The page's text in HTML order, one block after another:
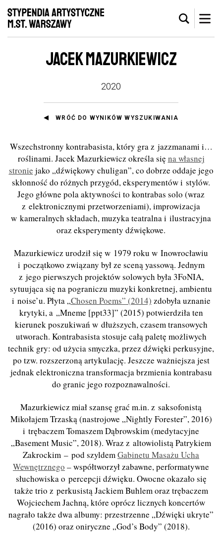
JACEK MAZURKIEWICZ
2020
WRÓĆ DO WYNIKÓW WYSZUKIWANIA
Wszechstronny kontrabasista, który gra z jazzmanami i…
roślinami. Jacek Mazurkiewicz określa się na własnej
stronie jako „dźwiękowy chuligan”, co dobrze oddaje jego
skłonność do różnych przygód, eksperymentów i stylów.
Jego główne pola aktywności to kontrabas solo (wraz
z elektronicznymi przetworzeniami), improwizacja
w kameralnych składach, muzyka teatralna i ilustracyjna
oraz eksperymenty dźwiękowe.
Mazurkiewicz urodził się w 1979 roku w Inowrocławiu
i początkowo związany był ze sceną yassową. Jednym
z jego pierwszych projektów solowych była 3FoNIA,
sytuująca się na pograniczu muzyki konkretnej, ambientu
i noise’u. Płyta „Chosen Poems” (2014) zdobyła uznanie
krytyki, a „Mneme [ppt33]” (2015) potwierdziła ten
kierunek poszukiwań w dłuższych, czasem transowych
utworach. Kontrabasista stosuje całą paletę możliwych
technik gry: od użycia smyczka, przez dźwięki perkusyjne,
po tzw. rozszerzoną artykulację. Jeszcze ważniejsza jest
jednak elektroniczna transformacja brzmienia kontrabasu
do granic jego rozpoznawalności.
Mazurkiewicz miał szansę grać m.in. z saksofonistą
Mikołajem Trzaską (nastrojowe „Nightly Forester”, 2016)
i trębaczem Tomaszem Dąbrowskim (medytacyjne
„Basement Music”, 2018). Wraz z altowiolistą Patrykiem
Zakrockim – pod szyldemGabinetu Masażu Ucha
Wewnętrznego – współtworzył zabawne, performatywne
słuchowiska o percepcji dźwięku. Owocne okazało się
także trio z perkusistą Jackiem Buhlem oraz trębaczem
Wojciechem Jachną, które oprócz licznych koncertów
nagrało także dwa albumy: przestrzenne „Dźwięki ukryte”
(2016) oraz oniryczne „God’s Body” (2018).